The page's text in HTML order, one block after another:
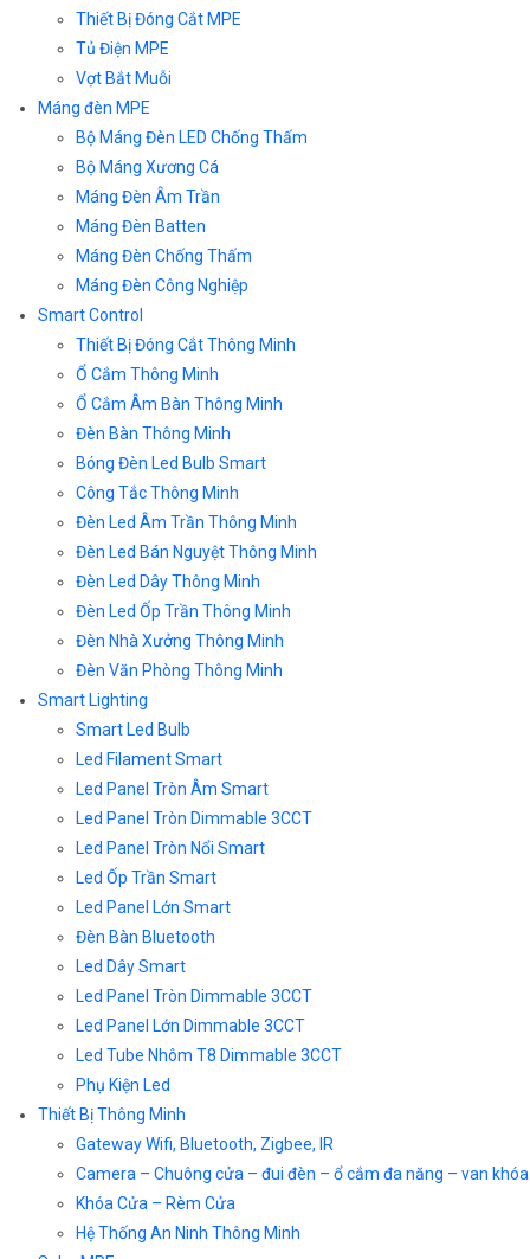
Thiết Bị Đóng Cắt MPE
Tủ Điện MPE
Vợt Bắt Muỗi
Máng đèn MPE
Bộ Máng Đèn LED Chống Thấm
Bộ Máng Xương Cá
Máng Đèn Âm Trần
Máng Đèn Batten
Máng Đèn Chống Thấm
Máng Đèn Công Nghiệp
Smart Control
Thiết Bị Đóng Cắt Thông Minh
Ổ Cắm Thông Minh
Ổ Cắm Âm Bàn Thông Minh
Đèn Bàn Thông Minh
Bóng Đèn Led Bulb Smart
Công Tắc Thông Minh
Đèn Led Âm Trần Thông Minh
Đèn Led Bán Nguyệt Thông Minh
Đèn Led Dây Thông Minh
Đèn Led Ốp Trần Thông Minh
Đèn Nhà Xưởng Thông Minh
Đèn Văn Phòng Thông Minh
Smart Lighting
Smart Led Bulb
Led Filament Smart
Led Panel Tròn Âm Smart
Led Panel Tròn Dimmable 3CCT
Led Panel Tròn Nổi Smart
Led Ốp Trần Smart
Led Panel Lớn Smart
Đèn Bàn Bluetooth
Led Dây Smart
Led Panel Tròn Dimmable 3CCT
Led Panel Lớn Dimmable 3CCT
Led Tube Nhôm T8 Dimmable 3CCT
Phụ Kiện Led
Thiết Bị Thông Minh
Gateway Wifi, Bluetooth, Zigbee, IR
Camera – Chuông cửa – đui đèn – ổ cắm đa năng – van khóa
Khóa Cửa – Rèm Cửa
Hệ Thống An Ninh Thông Minh